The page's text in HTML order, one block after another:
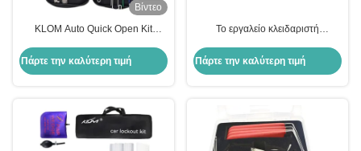
Βίντεο
KLOM Auto Quick Open Kit
κλειδαριού για γρήγορη
πρόσβαση στις κλειδαριές
Πάρτε την καλύτερη τιμή
Το εργαλείο κλειδαριστή
Open Kit Η τέλεια λύση για το
άνοιγμα πόρτας αυτοκινήτου
Πάρτε την καλύτερη τιμή